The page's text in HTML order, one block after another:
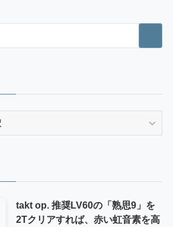
takt op. 推奨LV60の「熟思9」を
2Tクリアすれば、赤い虹音素を高